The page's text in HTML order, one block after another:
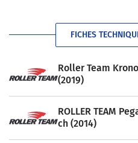
FICHES
Roller Team
(2019)
ROLLER TEAM
ch (2014)